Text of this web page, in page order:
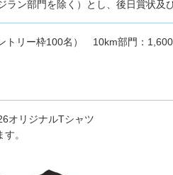
ン部門を除く）とし、後日賞状及
リー枠100名） 10km部門：
オリジナルTシャツ
。